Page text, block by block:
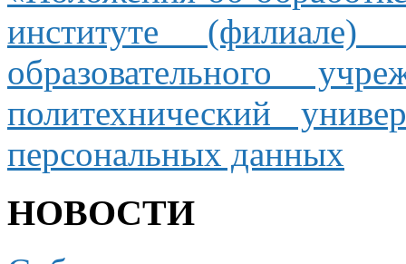
институте (филиале)
образовательного
политехнический
персональных данных
НОВОСТИ